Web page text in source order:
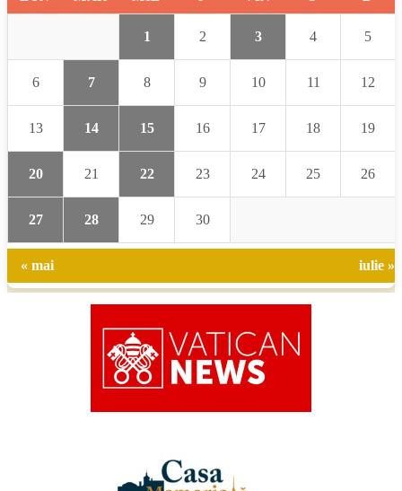
1 2 3 4 5
6 7 8 9 10 11 12
13 14 15 16 17 18 19
20 21 22 23 24 25 26
27 28 29 30
« mai iulie »